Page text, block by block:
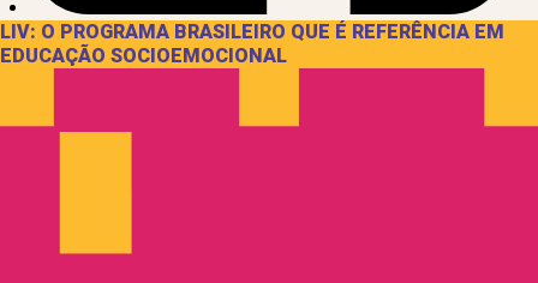
LIV: O PROGRAMA BRASILEIRO QUE É REFERÊNCIA EM
EDUCAÇÃO SOCIOEMOCIONAL